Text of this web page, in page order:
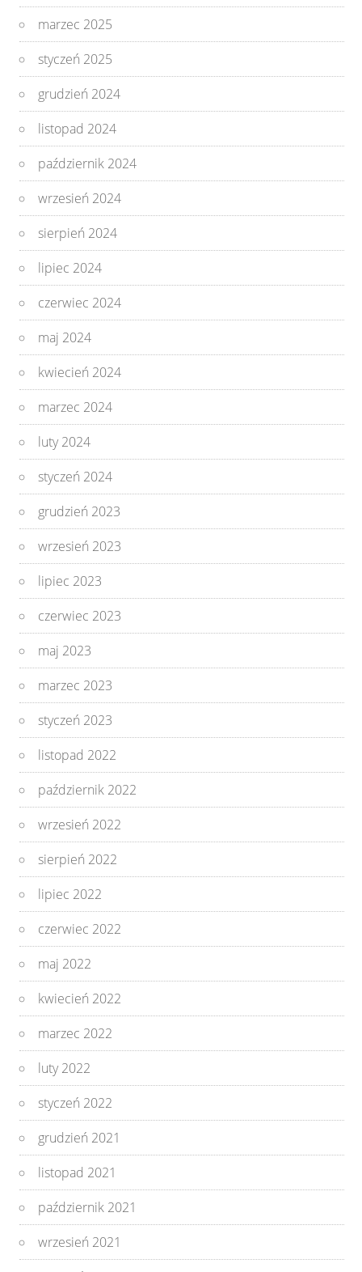
marzec 2025
styczeń 2025
grudzień 2024
listopad 2024
październik 2024
wrzesień 2024
sierpień 2024
lipiec 2024
czerwiec 2024
maj 2024
kwiecień 2024
marzec 2024
luty 2024
styczeń 2024
grudzień 2023
wrzesień 2023
lipiec 2023
czerwiec 2023
maj 2023
marzec 2023
styczeń 2023
listopad 2022
październik 2022
wrzesień 2022
sierpień 2022
lipiec 2022
czerwiec 2022
maj 2022
kwiecień 2022
marzec 2022
luty 2022
styczeń 2022
grudzień 2021
listopad 2021
październik 2021
wrzesień 2021